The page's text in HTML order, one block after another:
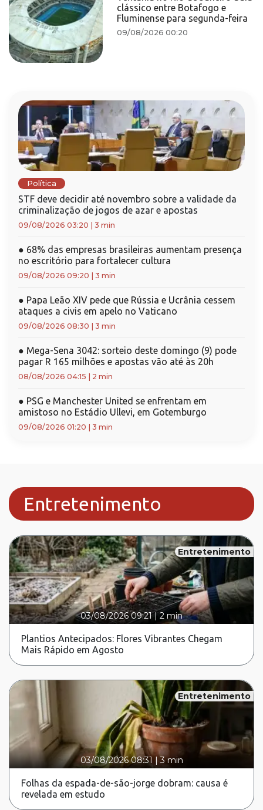
clássico entre Botafogo e
Fluminense para segunda-feira
09/08/2026 00:20
Política
STF deve decidir até novembro sobre a validade da
criminalização de jogos de azar e apostas
09/08/2026 03:20 3 min
● 68% das empresas brasileiras aumentam presença
no escritório para fortalecer cultura
09/08/2026 09:20 3 min
● Papa Leão XIV pede que Rússia e Ucrânia cessem
ataques a civis em apelo no Vaticano
09/08/2026 08:30 3 min
● Mega-Sena 3042: sorteio deste domingo (9) pode
pagar R 165 milhões e apostas vão até às 20h
08/08/2026 04:15 2 min
● PSG e Manchester United se enfrentam em
amistoso no Estádio Ullevi, em Gotemburgo
09/08/2026 01:20 3 min
Entretenimento
Entretenimento
03/08/2026 09:21|2 min
Plantios Antecipados: Flores Vibrantes Chegam
Mais Rápido em Agosto
Entretenimento
03/08/2026 08:31 |3 min
Folhas da espada-de-são-jorge dobram: causa é
revelada em estudo